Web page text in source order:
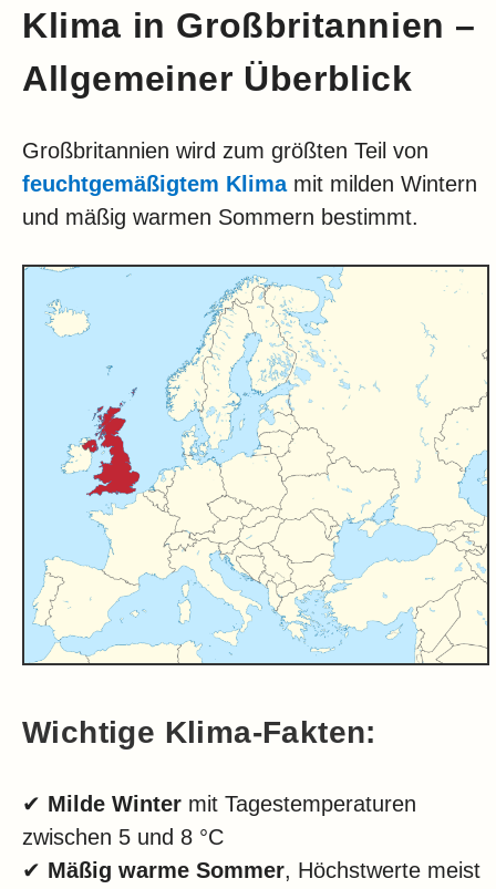
Klima in Großbritannien –
Allgemeiner Überblick
Großbritannien wird zum größten Teil von
feuchtgemäßigtem Klimamit milden Wintern
und mäßig warmen Sommern bestimmt.
Wichtige Klima-Fakten:
✔ Milde Winter mit Tagestemperaturen
zwischen 5 und 8 °C
✔ Mäßig warme Sommer, Höchstwerte meist